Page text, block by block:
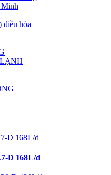
điều hòa
D 168L/d